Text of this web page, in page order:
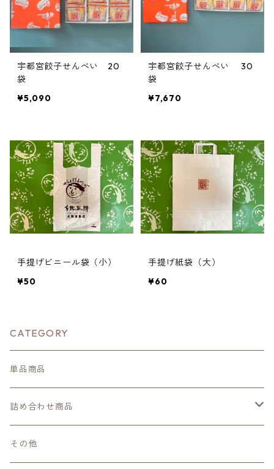
宇都宮餃子せんべい 20
袋
¥5,090
宇都宮餃子せんべい 30
袋
¥7,670
手提げビニール袋（小）
¥50
手提げ紙袋（大）
¥60
CATEGORY
単品商品
詰め合わせ商品
餃子せんべい詰め合わせ
その他